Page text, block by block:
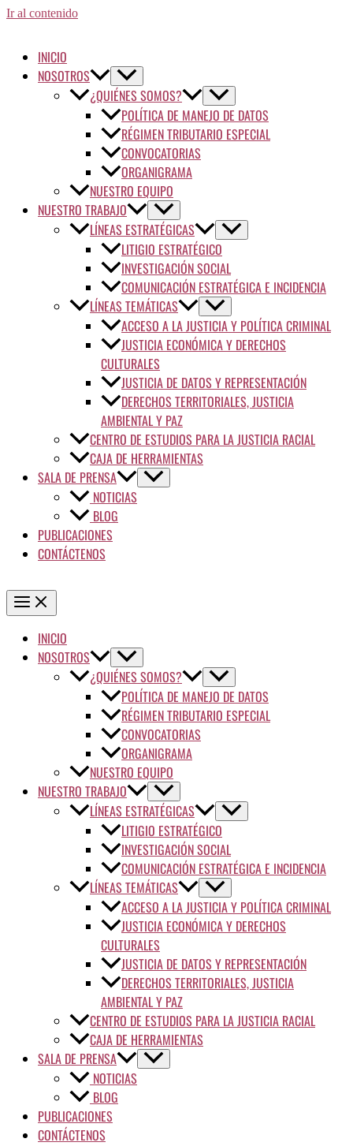
Ir al contenido
INICIO
NOSOTROS
¿QUIÉNES SOMOS?
POLÍTICA DE MANEJO DE DATOS
RÉGIMEN TRIBUTARIO ESPECIAL
CONVOCATORIAS
ORGANIGRAMA
NUESTRO EQUIPO
NUESTRO TRABAJO
LÍNEAS ESTRATÉGICAS
LITIGIO ESTRATÉGICO
INVESTIGACIÓN SOCIAL
COMUNICACIÓN ESTRATÉGICA E INCIDENCIA
LÍNEAS TEMÁTICAS
ACCESO A LA JUSTICIA Y POLÍTICA CRIMINAL
JUSTICIA ECONÓMICA Y DERECHOS
CULTURALES
JUSTICIA DE DATOS Y REPRESENTACIÓN
DERECHOS TERRITORIALES, JUSTICIA
AMBIENTAL Y PAZ
CENTRO DE ESTUDIOS PARA LA JUSTICIA RACIAL
CAJA DE HERRAMIENTAS
SALA DE PRENSA
NOTICIAS
BLOG
PUBLICACIONES
CONTÁCTENOS
INICIO
NOSOTROS
¿QUIÉNES SOMOS?
POLÍTICA DE MANEJO DE DATOS
RÉGIMEN TRIBUTARIO ESPECIAL
CONVOCATORIAS
ORGANIGRAMA
NUESTRO EQUIPO
NUESTRO TRABAJO
LÍNEAS ESTRATÉGICAS
LITIGIO ESTRATÉGICO
INVESTIGACIÓN SOCIAL
COMUNICACIÓN ESTRATÉGICA E INCIDENCIA
LÍNEAS TEMÁTICAS
ACCESO A LA JUSTICIA Y POLÍTICA CRIMINAL
JUSTICIA ECONÓMICA Y DERECHOS
CULTURALES
JUSTICIA DE DATOS Y REPRESENTACIÓN
DERECHOS TERRITORIALES, JUSTICIA
AMBIENTAL Y PAZ
CENTRO DE ESTUDIOS PARA LA JUSTICIA RACIAL
CAJA DE HERRAMIENTAS
SALA DE PRENSA
NOTICIAS
BLOG
PUBLICACIONES
CONTÁCTENOS